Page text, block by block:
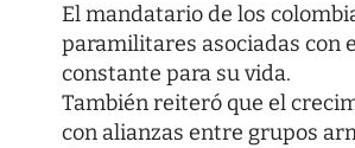
El mandatario de los
paramilitares asociadas con
constante para su vida.
También reiteró que el
con alianzas entre grupos